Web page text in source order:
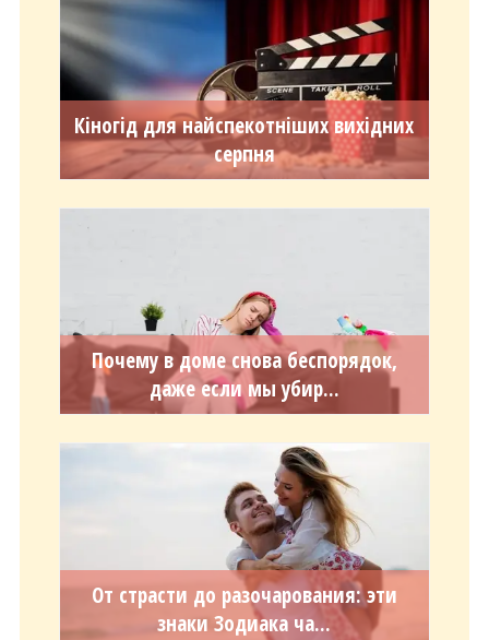
Кіногід для найспекотніших вихідних
серпня
Почему в доме снова беспорядок,
даже если мы убир...
От страсти до разочарования: эти
знаки Зодиака ча...